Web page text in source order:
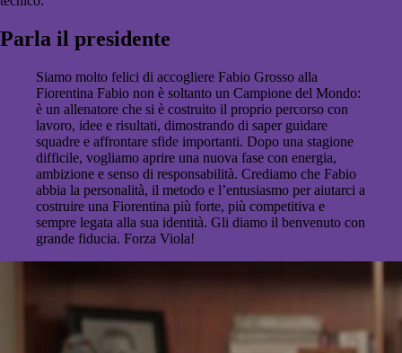
Parla il presidente
Siamo molto felici di accogliere Fabio Grosso alla
Fiorentina Fabio non è soltanto un Campione del Mondo:
è un allenatore che si è costruito il proprio percorso con
lavoro, idee e risultati, dimostrando di saper guidare
squadre e affrontare sfide importanti. Dopo una stagione
difficile, vogliamo aprire una nuova fase con energia,
ambizione e senso di responsabilità. Crediamo che Fabio
abbia la personalità, il metodo e l’entusiasmo per aiutarci a
costruire una Fiorentina più forte, più competitiva e
sempre legata alla sua identità. Gli diamo il benvenuto con
grande fiducia. Forza Viola!